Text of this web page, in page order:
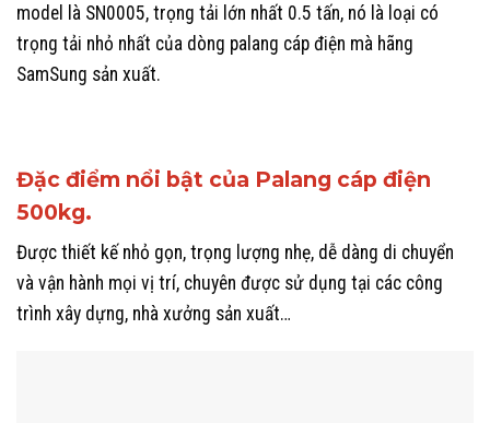
model là SN0005, trọng tải lớn nhất 0.5 tấn, nó là loại có
trọng tải nhỏ nhất của dòng palang cáp điện mà hãng
SamSung sản xuất.
Đặc điểm nổi bật của Palang cáp điện
500kg.
Được thiết kế nhỏ gọn, trọng lượng nhẹ, dễ dàng di chuyển
và vận hành mọi vị trí, chuyên được sử dụng tại các công
trình xây dựng, nhà xưởng sản xuất…